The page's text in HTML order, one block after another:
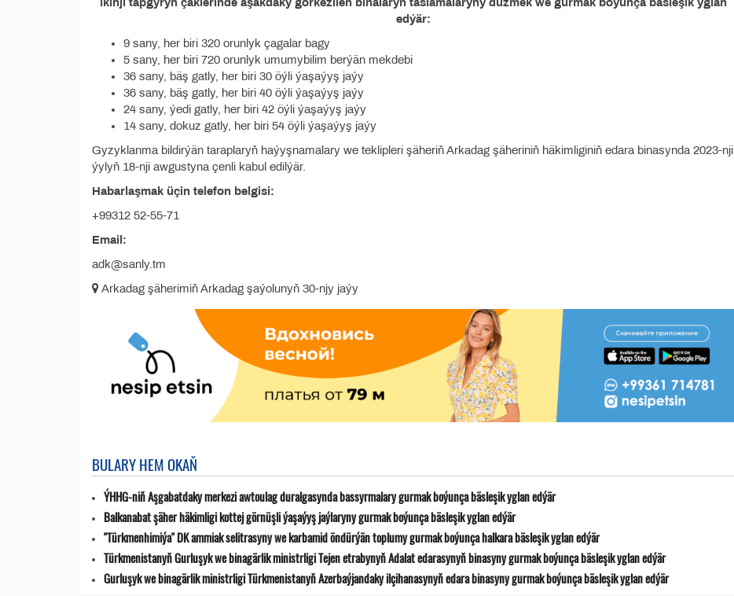
edýär:
9 sany, her biri 320 orunlyk çagalar bagy
5 sany, her biri 720 orunlyk umumy­bilim berýän mekdebi
36 sany, bäş gatly, her biri 30 öýli ýaşaýyş jaýy
36 sany, bäş gatly, her biri 40 öýli ýaşaýyş jaýy
24 sany, ýedi gatly, her biri 42 öýli ýaşaýyş jaýy
14 sany, dokuz gatly, her biri 54 öýli ýaşaýyş jaýy
Gyzyklanma bildirýän taraplaryň haýyşnamalary we teklipleri şäheriň Arkadag şäheriniň häkimliginiň edara binasynda 2023-nji
ýylyň 18-nji awgustyna çenli kabul edilýär.
Habarlaşmak üçin telefon belgisi:
+99312 52-55-71
Email:
adk@san­ly.tm
Arkadag şäherimiň Arkadag şaýolunyň 30-njy jaýy
BULARY HEM OKAŇ
ÝHHG-niň Aşgabatdaky merkezi awtoulag duralgasynda bassyrmalary gurmak boýunça bäsleşik yglan edýär
Balkanabat şäher häkimligi kottej görnüşli ýaşaýyş jaýlaryny gurmak boýunça bäsleşik yglan edýär
"Türkmenhimiýa" DK ammiak selitrasyny we karbamid öndürýän toplumy gurmak boýunça halkara bäsleşik yglan edýär
Türkmenistanyň Gurluşyk we binagärlik ministrligi Tejen etrabynyň Adalat edarasynyň binasyny gurmak boýunça bäsleşik yglan edýär
Gurluşyk we binagärlik ministrligi Türkmenistanyň Azerbaýjandaky ilçihanasynyň edara binasyny gurmak boýunça bäsleşik yglan edýär